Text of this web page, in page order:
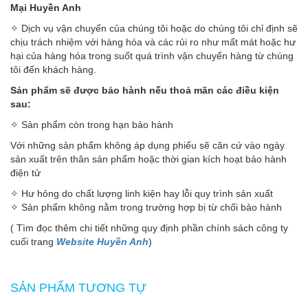
Mại Huyền Anh
✧ Dịch vụ vận chuyển của chúng tôi hoặc do chúng tôi chỉ định sẽ
chịu trách nhiệm với hàng hóa và các rủi ro như mất mát hoặc hư
hại của hàng hóa trong suốt quá trình vận chuyển hàng từ chúng
tôi đến khách hàng.
Sản phẩm sẽ được bảo hành nếu thoả mãn các điều kiện
sau:
✧ Sản phẩm còn trong hạn bảo hành
Với những sản phẩm không áp dụng phiếu sẽ căn cứ vào ngày
sản xuất trên thân sản phẩm hoặc thời gian kích hoạt bảo hành
điện tử
✧ Hư hỏng do chất lượng linh kiện hay lỗi quy trình sản xuất
✧ Sản phẩm không nằm trong trường hợp bị từ chối bảo hành
( Tìm đọc thêm chi tiết những quy định phần chính sách công ty
cuối trang Website Huyền Anh)
SẢN PHẨM TƯƠNG TỰ